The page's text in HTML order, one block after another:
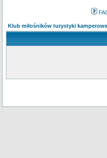
Klub miłośników turystyki